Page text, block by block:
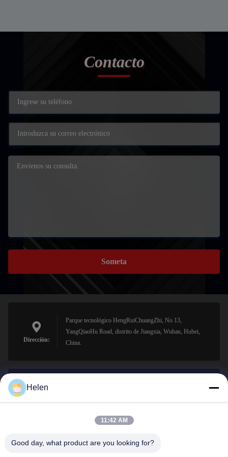
Contacto
Someta
Dirección:
Parque tecnológico HengRuiChuangZhi, No 13,
YangQiaoHu Road, distrito de Jiangxia, Wuhan, Hubei,
China.
El correo
Helen
11:42 AM
Good day, what product are you looking for?